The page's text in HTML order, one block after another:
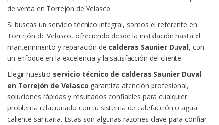
de venta en Torrejón de Velasco.
Si buscas un servicio técnico integral, somos el referente en
Torrejón de Velasco, ofreciendo desde la instalación hasta el
mantenimiento y reparación de calderas Saunier Duval, con
un enfoque en la excelencia y la satisfacción del cliente.
Elegir nuestro servicio técnico de calderas Saunier Duval
en Torrejón de Velasco garantiza atención profesional,
soluciones rápidas y resultados confiables para cualquier
problema relacionado con tu sistema de calefacción o agua
caliente sanitaria. Estas son algunas razones clave para confiar